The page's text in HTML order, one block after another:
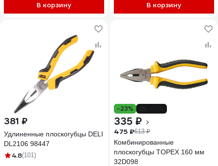
В корзину В корзину
381 ₽
Удлиненные плоскогубцы DELI
DL2106 98447
4.8(101)
-23%
335 ₽
475 ₽613 ₽
Комбинированные
плоскогубцы TOPEX 160 мм
32D098